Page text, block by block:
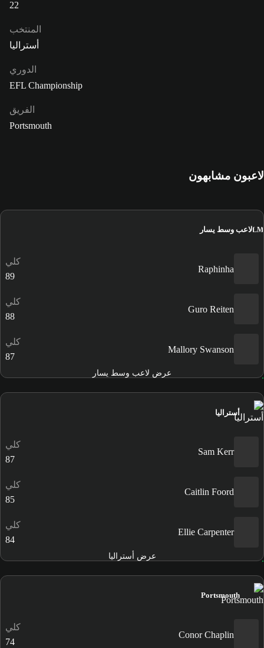
22
المنتخب
أستراليا
الدوري
EFL Championship
الفريق
Portsmouth
لاعبون مشابهون
LMلاعب وسط يسار
Raphinha
كلي
89
Guro Reiten
كلي
88
Mallory Swanson
كلي
87
عرض لاعب وسط يسار
أستراليا
Sam Kerr
كلي
87
Caitlin Foord
كلي
85
Ellie Carpenter
كلي
84
عرض أستراليا
Portsmouth
Conor Chaplin
كلي
74